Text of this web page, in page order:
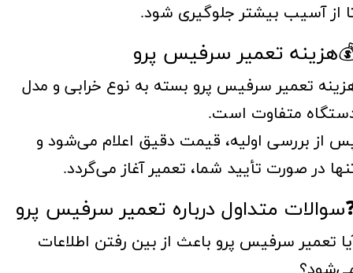
از آسیب بیشتر جلوگیری شود.
تعمیر سرفیس پرو
تعمیر سرفیس پرو بسته به نوع خرابی و مدل
متفاوت است.
از بررسی اولیه، قیمت دقیق اعلام می‌شود و
در صورت تأیید شما، تعمیر آغاز می‌گردد.
متداول درباره تعمیر سرفیس پرو
تعمیر سرفیس پرو باعث از بین رفتن اطلاعات